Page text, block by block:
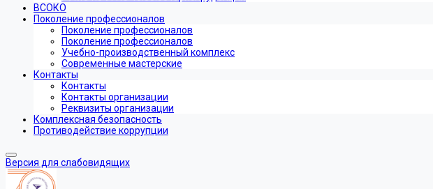
ВСОКО
Поколение профессионалов
Поколение профессионалов
Поколение профессионалов
Учебно-производственный комплекс
Современные мастерские
Контакты
Контакты
Контакты организации
Реквизиты организации
Комплексная безопасность
Противодействие коррупции
Версия для слабовидящих